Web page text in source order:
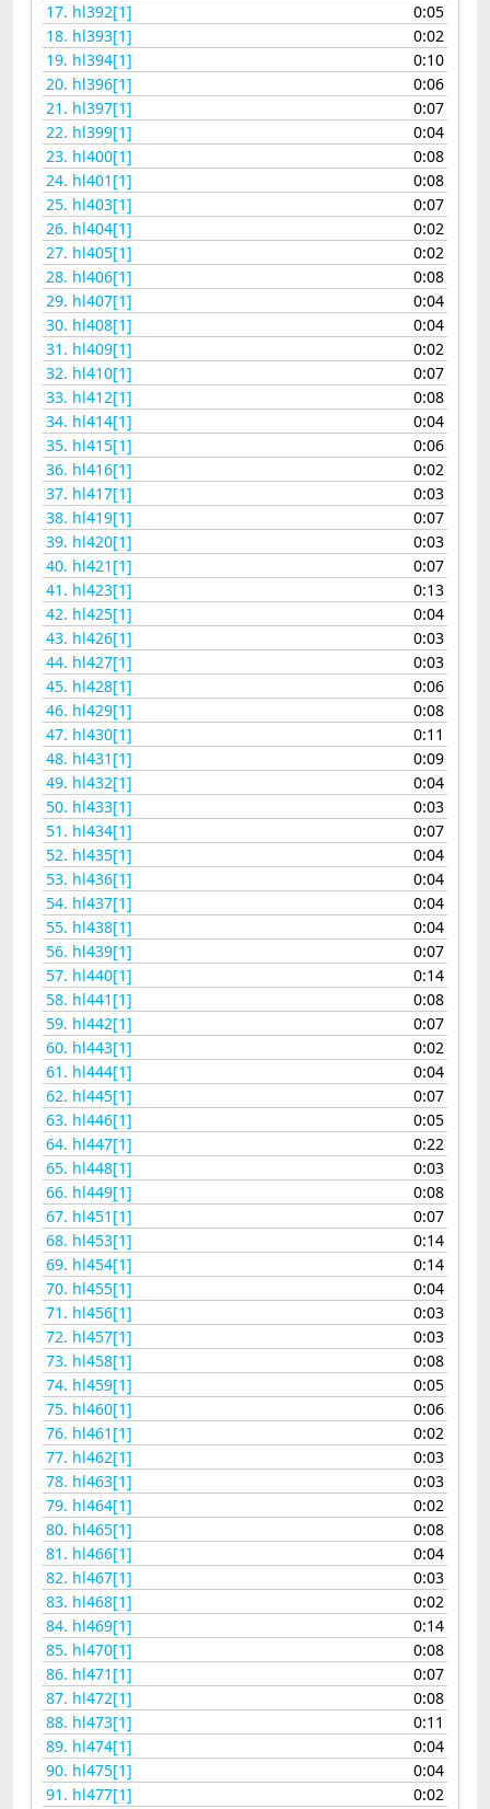
17. hl392[1]
0:05
18. hl393[1]
0:02
19. hl394[1]
0:10
20. hl396[1]
0:06
21. hl397[1]
0:07
22. hl399[1]
0:04
23. hl400[1]
0:08
24. hl401[1]
0:08
25. hl403[1]
0:07
26. hl404[1]
0:02
27. hl405[1]
0:02
28. hl406[1]
0:08
29. hl407[1]
0:04
30. hl408[1]
0:04
31. hl409[1]
0:02
32. hl410[1]
0:07
33. hl412[1]
0:08
34. hl414[1]
0:04
35. hl415[1]
0:06
36. hl416[1]
0:02
37. hl417[1]
0:03
38. hl419[1]
0:07
39. hl420[1]
0:03
40. hl421[1]
0:07
41. hl423[1]
0:13
42. hl425[1]
0:04
43. hl426[1]
0:03
44. hl427[1]
0:03
45. hl428[1]
0:06
46. hl429[1]
0:08
47. hl430[1]
0:11
48. hl431[1]
0:09
49. hl432[1]
0:04
50. hl433[1]
0:03
51. hl434[1]
0:07
52. hl435[1]
0:04
53. hl436[1]
0:04
54. hl437[1]
0:04
55. hl438[1]
0:04
56. hl439[1]
0:07
57. hl440[1]
0:14
58. hl441[1]
0:08
59. hl442[1]
0:07
60. hl443[1]
0:02
61. hl444[1]
0:04
62. hl445[1]
0:07
63. hl446[1]
0:05
64. hl447[1]
0:22
65. hl448[1]
0:03
66. hl449[1]
0:08
67. hl451[1]
0:07
68. hl453[1]
0:14
69. hl454[1]
0:14
70. hl455[1]
0:04
71. hl456[1]
0:03
72. hl457[1]
0:03
73. hl458[1]
0:08
74. hl459[1]
0:05
75. hl460[1]
0:06
76. hl461[1]
0:02
77. hl462[1]
0:03
78. hl463[1]
0:03
79. hl464[1]
0:02
80. hl465[1]
0:08
81. hl466[1]
0:04
82. hl467[1]
0:03
83. hl468[1]
0:02
84. hl469[1]
0:14
85. hl470[1]
0:08
86. hl471[1]
0:07
87. hl472[1]
0:08
88. hl473[1]
0:11
89. hl474[1]
0:04
90. hl475[1]
0:04
91. hl477[1]
0:02